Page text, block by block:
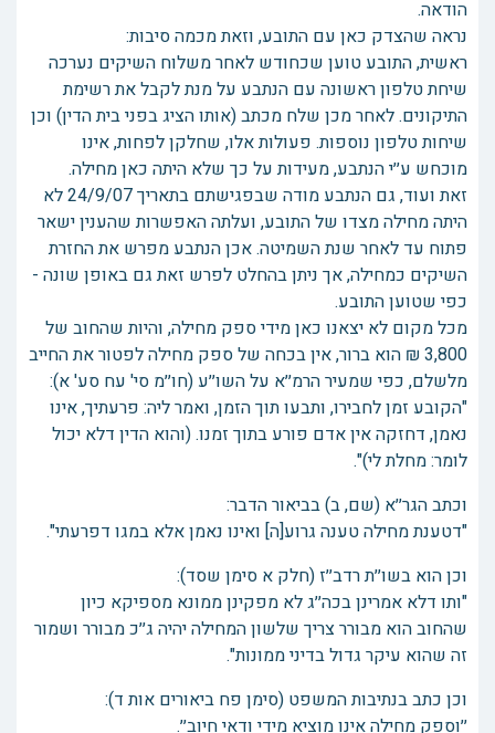
הודאה.
נראה שהצדק כאן עם התובע, וזאת מכמה סיבות:
ראשית, התובע טוען שכחודש לאחר משלוח השיקים נערכה
שיחת טלפון ראשונה עם הנתבע על מנת לקבל את רשימת
התיקונים. לאחר מכן שלח מכתב (אותו הציג בפני בית הדין) וכן
שיחות טלפון נוספות. פעולות אלו, שחלקן לפחות, אינו
מוכחש ע׳׳י הנתבע, מעידות על כך שלא היתה כאן מחילה.
זאת ועוד, גם הנתבע מודה שבפגישתם בתאריך 24/9/07 לא
היתה מחילה מצדו של התובע, ועלתה האפשרות שהענין ישאר
פתוח עד לאחר שנת השמיטה. אכן הנתבע מפרש את החזרת
השיקים כמחילה, אך ניתן בהחלט לפרש זאת גם באופן שונה -
כפי שטוען התובע.
מכל מקום לא יצאנו כאן מידי ספק מחילה, והיות שהחוב של
3,800 ₪ הוא ברור, אין בכחה של ספק מחילה לפטור את החייב
מלשלם, כפי שמעיר הרמ׳׳א על השו׳׳ע (חו׳׳מ סי' עח סע' א):
"הקובע זמן לחבירו, ותבעו תוך הזמן, ואמר ליה: פרעתיך, אינו
נאמן, דחזקה אין אדם פורע בתוך זמנו. (והוא הדין דלא יכול
לומר: מחלת לי)".
וכתב הגר׳׳א (שם, ב) בביאור הדבר:
"דטענת מחילה טענה גרוע[ה] ואינו נאמן אלא במגו דפרעתי".
וכן הוא בשו׳׳ת רדב׳׳ז (חלק א סימן שסד):
"ותו דלא אמרינן בכה׳׳ג לא מפקינן ממונא מספיקא כיון
שהחוב הוא מבורר צריך שלשון המחילה יהיה ג׳׳כ מבורר ושמור
זה שהוא עיקר גדול בדיני ממונות".
וכן כתב בנתיבות המשפט (סימן פח ביאורים אות ד):
׳׳וספק מחילה אינו מוציא מידי ודאי חיוב׳׳.